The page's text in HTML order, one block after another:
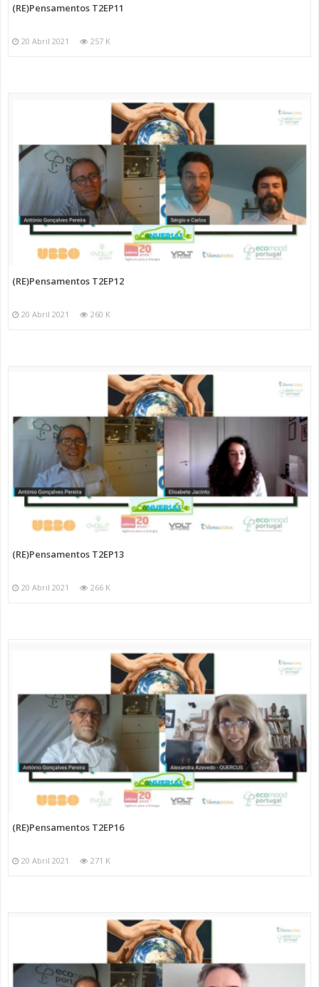
(RE)Pensamentos T2EP11
20 Abril 2021 257 K
(RE)Pensamentos T2EP12
20 Abril 2021 260 K
(RE)Pensamentos T2EP13
20 Abril 2021 266 K
(RE)Pensamentos T2EP16
20 Abril 2021 271 K